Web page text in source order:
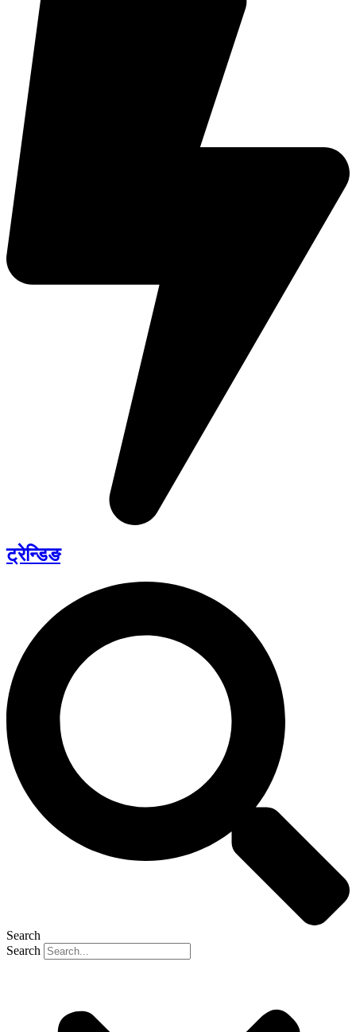
ट्रेन्डिङ
Search
Search